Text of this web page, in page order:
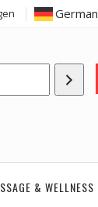
German
& WELLNESS